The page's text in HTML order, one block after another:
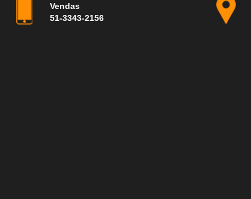
Vendas
51-3343-2156